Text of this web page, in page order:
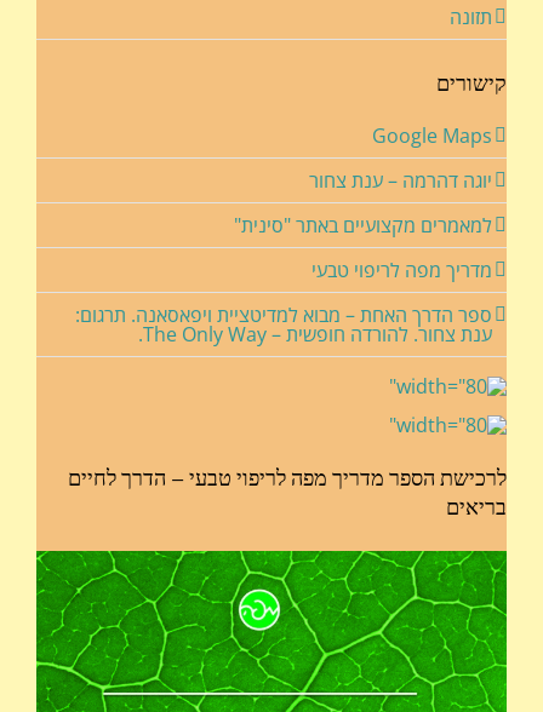
תזונה
קישורים
Google Maps
יוגה דהרמה – ענת צחור
למאמרים מקצועיים באתר "סינית"
מדריך מפה לריפוי טבעי
ספר הדרך האחת – מבוא למדיטציית ויפאסאנה. תרגום:
ענת צחור. להורדה חופשית – The Only Way.
לרכישת הספר מדריך מפה לריפוי טבעי – הדרך לחיים
בריאים